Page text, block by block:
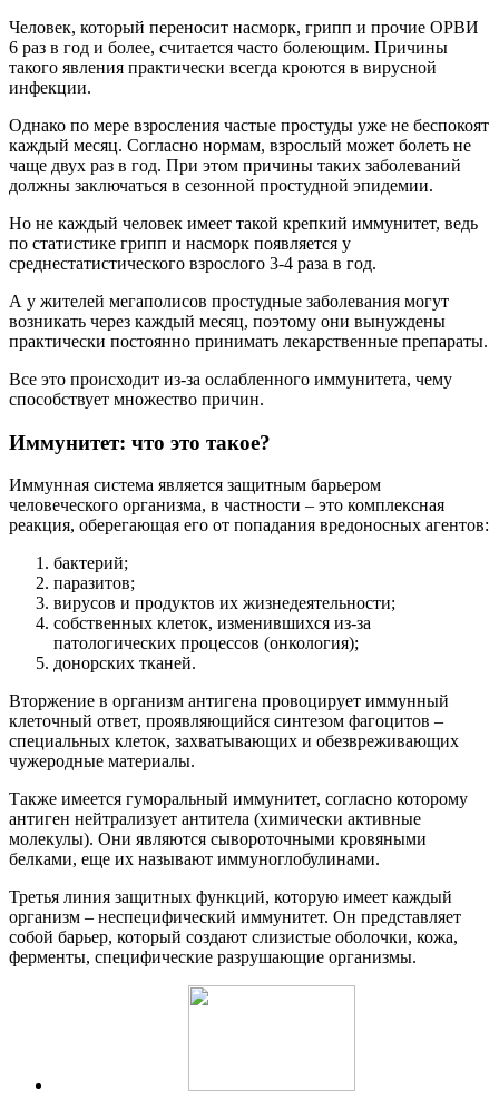
Человек, который переносит насморк, грипп и прочие ОРВИ
6 раз в год и более, считается часто болеющим. Причины
такого явления практически всегда кроются в вирусной
инфекции.
Однако по мере взросления частые простуды уже не беспокоят
каждый месяц. Согласно нормам, взрослый может болеть не
чаще двух раз в год. При этом причины таких заболеваний
должны заключаться в сезонной простудной эпидемии.
Но не каждый человек имеет такой крепкий иммунитет, ведь
по статистике грипп и насморк появляется у
среднестатистического взрослого 3-4 раза в год.
А у жителей мегаполисов простудные заболевания могут
возникать через каждый месяц, поэтому они вынуждены
практически постоянно принимать лекарственные препараты.
Все это происходит из-за ослабленного иммунитета, чему
способствует множество причин.
Иммунитет: что это такое?
Иммунная система является защитным барьером
человеческого организма, в частности – это комплексная
реакция, оберегающая его от попадания вредоносных агентов:
бактерий;
паразитов;
вирусов и продуктов их жизнедеятельности;
собственных клеток, изменившихся из-за
патологических процессов (онкология);
донорских тканей.
Вторжение в организм антигена провоцирует иммунный
клеточный ответ, проявляющийся синтезом фагоцитов –
специальных клеток, захватывающих и обезвреживающих
чужеродные материалы.
Также имеется гуморальный иммунитет, согласно которому
антиген нейтрализует антитела (химически активные
молекулы). Они являются сывороточными кровяными
белками, еще их называют иммуноглобулинами.
Третья линия защитных функций, которую имеет каждый
организм – неспецифический иммунитет. Он представляет
собой барьер, который создают слизистые оболочки, кожа,
ферменты, специфические разрушающие организмы.